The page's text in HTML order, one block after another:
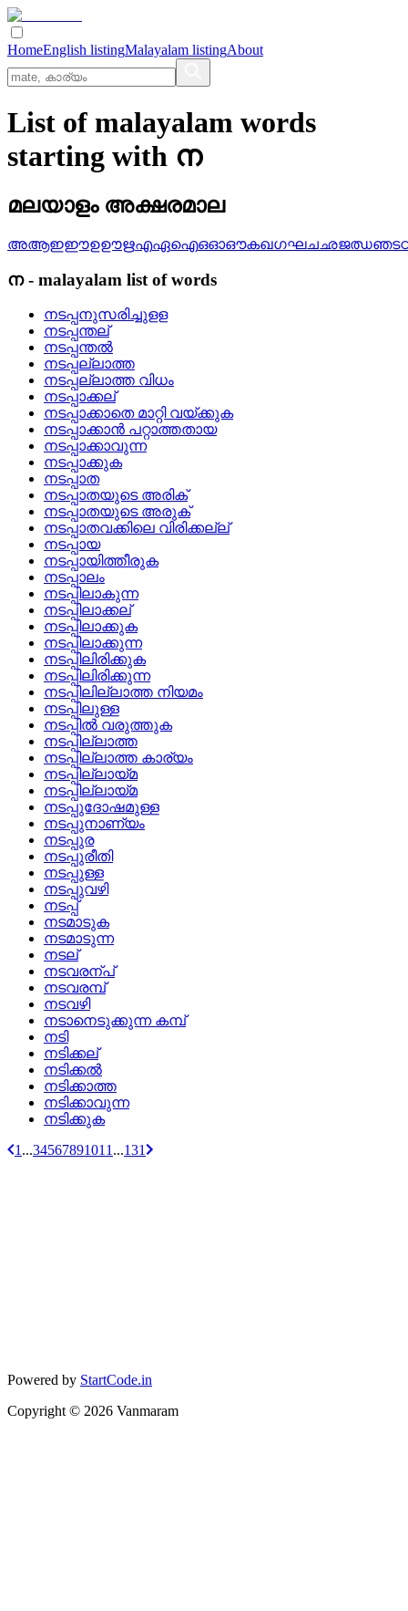
HomeEnglish listingMalayalam listingAbout
List of malayalam words
starting with ന
മലയാളം അക്ഷരമാല
അആഇഈഉഊഋഎഏഐഒഓഔകഖഗഘചഛജഝഞട
ന- malayalam list of words
നടപ്പനുസരിച്ചുളള
നടപ്പന്തല്
നടപ്പന്തല്‍
നടപ്പല്ലാത്ത
നടപ്പല്ലാത്ത വിധം
നടപ്പാക്കല്
നടപ്പാക്കാതെ മാറ്റി വയ്‌ക്കുക
നടപ്പാക്കാന്‍ പറ്റാത്തതായ
നടപ്പാക്കാവുന്ന
നടപ്പാക്കുക
നടപ്പാത
നടപ്പാതയുടെ അരിക്
നടപ്പാതയുടെ അരുക്
നടപ്പാതവക്കിലെ വിരിക്കല്ല്
നടപ്പായ
നടപ്പായിത്തീരുക
നടപ്പാലം
നടപ്പിലാകുന്ന
നടപ്പിലാക്കല്
നടപ്പിലാക്കുക
നടപ്പിലാക്കുന്ന
നടപ്പിലിരിക്കുക
നടപ്പിലിരിക്കുന്ന
നടപ്പിലില്ലാത്ത നിയമം
നടപ്പിലുള്ള
നടപ്പില്‍ വരുത്തുക
നടപ്പില്ലാത്ത
നടപ്പില്ലാത്ത കാര്യം
നടപ്പില്ലായ്‌മ
നടപ്പില്ലായ്മ
നടപ്പുദോഷമുള്ള
നടപ്പുനാണ്യം
നടപ്പുര
നടപ്പുരീതി
നടപ്പുള്ള
നടപ്പുവഴി
നടപ്പ്
നടമാടുക
നടമാടുന്ന
നടല്
നടവരന്പ്
നടവരമ്പ്
നടവഴി
നടാനെടുക്കുന്ന കമ്പ്
നടി
നടിക്കല്
നടിക്കല്‍
നടിക്കാത്ത
നടിക്കാവുന്ന
നടിക്കുക
1 ...34567891011 ...131
Powered by StartCode.in
Copyright © 2026 Vanmaram